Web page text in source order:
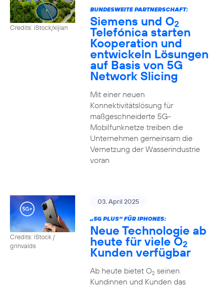
Credits: iStock/xijian
BUNDESWEITE PARTNERSCHAFT:
Siemens und O2
Telefónica starten
Kooperation und
entwickeln Lösungen
auf Basis von 5G
Network Slicing
Mit einer neuen
Konnektivitätslösung für
maßgeschneiderte 5G-
Mobilfunknetze treiben die
Unternehmen gemeinsam die
Vernetzung der Wasserindustrie
voran
Credits: iStock /
grinvalds
03. April 2025
„5G PLUS“ FÜR IPHONES:
Neue Technologie ab
heute für viele O2
Kunden verfügbar
Ab heute bietet O2seinen
Kundinnen und Kunden das